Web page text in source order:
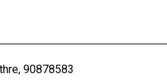
90878583